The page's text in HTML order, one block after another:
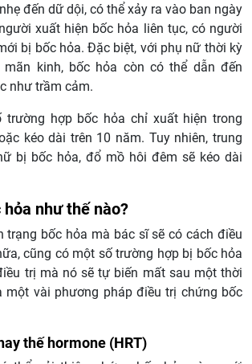
đến dữ dội, có thể xảy ra vào ban ngày
xuất hiện bốc hỏa liên tục, có người
bị bốc hỏa. Đặc biệt, với phụ nữ thời kỳ
kinh, bốc hỏa còn có thể dẫn đến
như trầm cảm.
trường hợp bốc hỏa chỉ xuất hiện trong
kéo dài trên 10 năm. Tuy nhiên, trung
bị bốc hỏa, đổ mồ hôi đêm sẽ kéo dài
như thế nào?
trạng bốc hỏa mà bác sĩ sẽ có cách điều
cũng có một số trường hợp bị bốc hỏa
trị mà nó sẽ tự biến mất sau một thời
một vài phương pháp điều trị chứng bốc
thế hormone (HRT)